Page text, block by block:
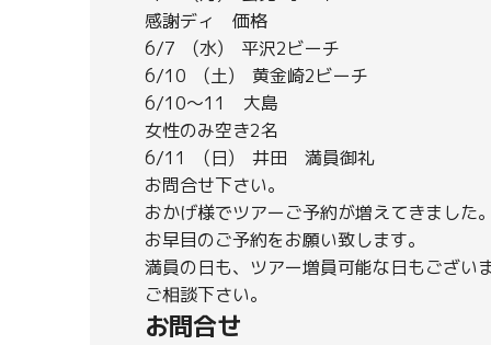
感謝ディ 価格
6/7 (水) 平沢2ビーチ
6/10 (土) 黄金崎2ビーチ
6/10～11 大島
女性のみ空き2名
6/11 (日) 井田 満員御礼
お問合せ下さい。
おかげ様でツアーご予約が増えてきました
お早目のご予約をお願い致します。
満員の日も、ツアー増員可能な日もござい
ご相談下さい。
お問合せ